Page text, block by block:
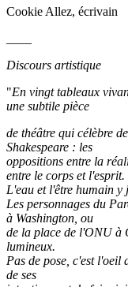
Cookie Allez, écrivain
Discours artistique
"En vingt tableaux
une subtile pièce
de théâtre qui célèbre
Shakespeare : les
oppositions entre la
entre le corps et l'esprit.
L'eau et l'être humain y
Les personnages du
à Washington, ou
de la place de l'ONU à
lumineux.
Pas de pose, c'est l'oeil
de ses